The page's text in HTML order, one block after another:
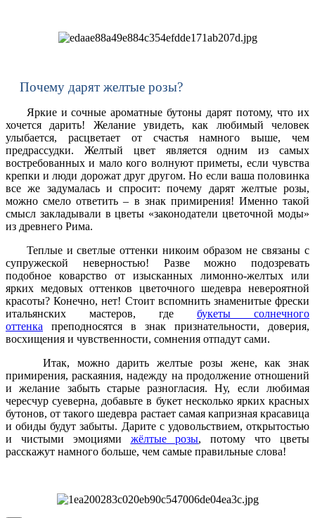
Почему дарят желтые розы?
Яркие и сочные ароматные бутоны дарят потому, что их
хочется дарить! Желание увидеть, как любимый человек
улыбается, расцветает от счастья намного выше, чем
предрассудки. Желтый цвет является одним из самых
востребованных и мало кого волнуют приметы, если чувства
крепки и люди дорожат друг другом. Но если ваша половинка
все же задумалась и спросит: почему дарят желтые розы,
можно смело ответить – в знак примирения! Именно такой
смысл закладывали в цветы «законодатели цветочной моды»
из древнего Рима.
Теплые и светлые оттенки никоим образом не связаны с
супружеской неверностью! Разве можно подозревать
подобное коварство от изысканных лимонно-желтых или
ярких медовых оттенков цветочного шедевра невероятной
красоты? Конечно, нет! Стоит вспомнить знаменитые фрески
итальянских мастеров, где букеты солнечного
оттенка
преподносятся в знак признательности, доверия,
восхищения и чувственности, сомнения отпадут сами.
Итак, можно дарить желтые розы жене, как знак
примирения, раскаяния, надежду на продолжение отношений
и желание забыть старые разногласия. Ну, если любимая
чересчур суеверна, добавьте в букет несколько ярких красных
бутонов, от такого шедевра растает самая капризная красавица
и обиды будут забыты. Дарите с удовольствием, открытостью
и чистыми эмоциями жёлтые розы,потому что цветы
расскажут намного больше, чем самые правильные слова!